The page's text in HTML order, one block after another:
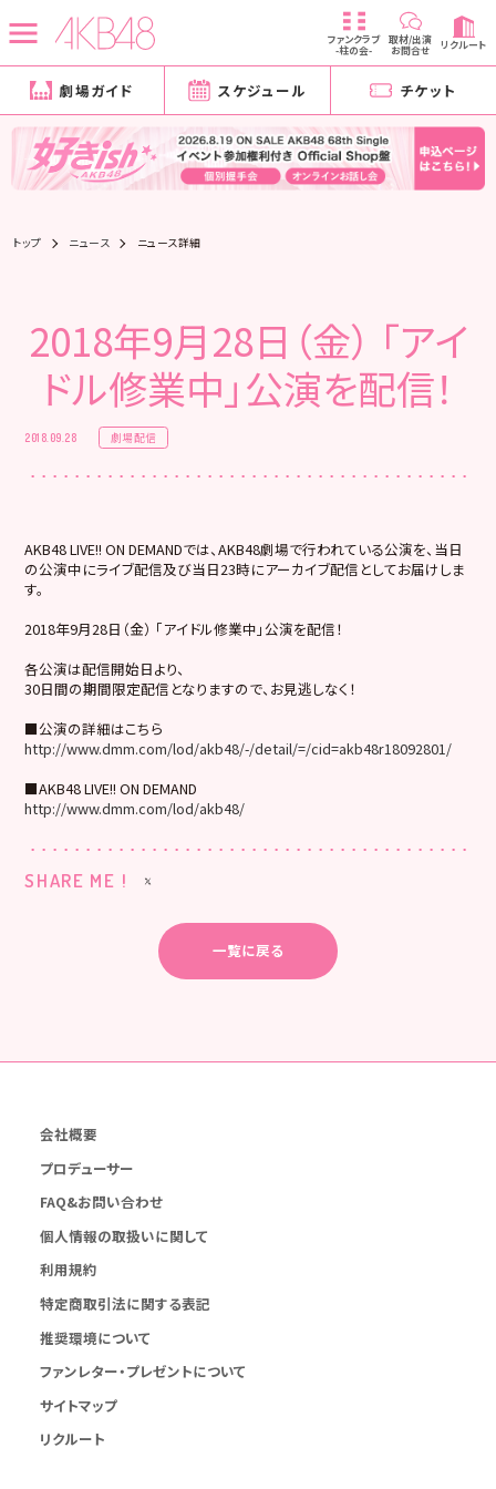
ファンクラブ
-柱の会-
取材/出演
お問合せ リクルート
劇場ガイド スケジュール チケット
トップ ニュース ニュース詳細
2018年9月28日（金） 「アイ
ドル修業中」公演を配信！
2018.09.28 劇場配信
AKB48 LIVE!! ON DEMANDでは、AKB48劇場で行われている公演を、当日
の公演中にライブ配信及び当日23時にアーカイブ配信としてお届けしま
す。
2018年9月28日（金） 「アイドル修業中」公演を配信！
各公演は配信開始日より、
30日間の期間限定配信となりますので、お見逃しなく！
■公演の詳細はこちら
http://www.dmm.com/lod/akb48/-/detail/=/cid=akb48r18092801/
■AKB48 LIVE!! ON DEMAND
http://www.dmm.com/lod/akb48/
SHARE ME !
一覧に戻る
会社概要
プロデューサー
FAQ&お問い合わせ
個人情報の取扱いに関して
利用規約
特定商取引法に関する表記
推奨環境について
ファンレター・プレゼントについて
サイトマップ
リクルート